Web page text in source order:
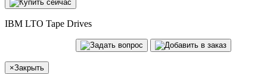
IBM LTO Tape Drives
×Закрыть